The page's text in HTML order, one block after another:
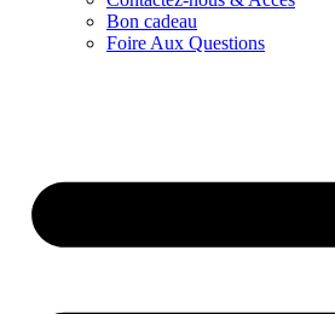
Bon cadeau
Foire Aux Questions